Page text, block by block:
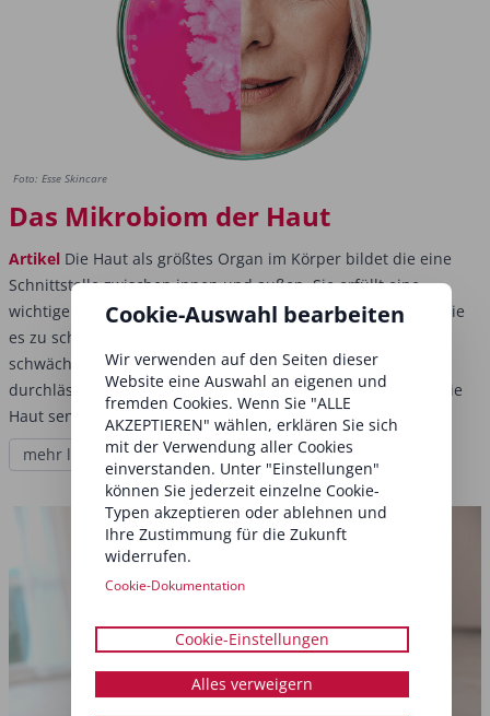
Foto: Esse Skincare
Das Mikrobiom der Haut
Artikel Die Haut als größtes Organ im Körper bildet die eine
Schnittstelle zwischen innen und außen. Sie erfüllt eine
wichtige Schutzfunktion, die sogenannte Barrierefunktion, die
es zu schützen gilt. Negative Umwelteinflüsse oder Stress
schwächen diese Barrierefunktion und machen die Haut
durchlässig für pathogene Mikroben. In der Folge reagiert die
Haut sensibel, gereizt und altert schneller.
mehr lesen
Cookie-Auswahl bearbeiten
Wir verwenden auf den Seiten dieser
Website eine Auswahl an eigenen und
fremden Cookies. Wenn Sie "ALLE
AKZEPTIEREN" wählen, erklären Sie sich
mit der Verwendung aller Cookies
einverstanden. Unter "Einstellungen"
können Sie jederzeit einzelne Cookie-
Typen akzeptieren oder ablehnen und
Ihre Zustimmung für die Zukunft
widerrufen.
Cookie-Dokumentation
Cookie-Einstellungen
Alles verweigern